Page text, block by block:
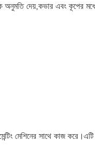
অনুমতি দেয়,কভার এবং কূপের
মেশিনের সাথে কাজ